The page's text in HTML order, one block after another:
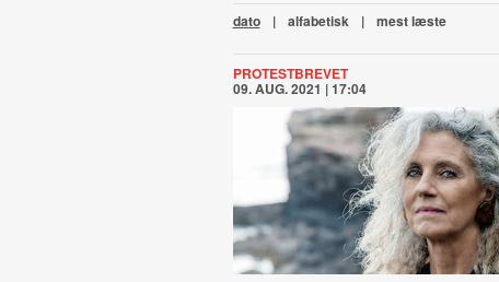
dato | alfabetisk | mest læste
PROTESTBREVET
09. AUG. 2021 | 17:04